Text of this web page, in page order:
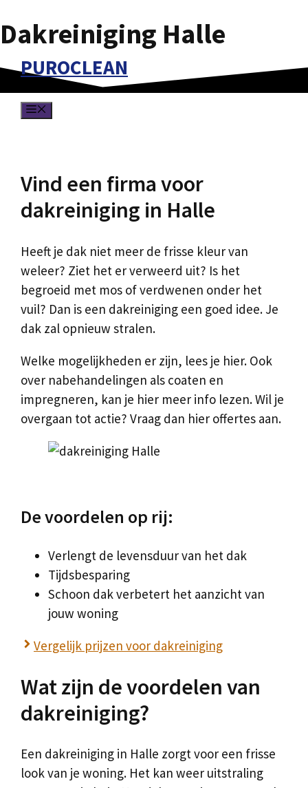
Spring
naar
de PUROCLEAN
Dakreiniging Halle
Vind een firma voor
dakreiniging in Halle
Heeft je dak niet meer de frisse kleur van
weleer? Ziet het er verweerd uit? Is het
begroeid met mos of verdwenen onder het
vuil? Dan is een dakreiniging een goed idee. Je
dak zal opnieuw stralen.
Welke mogelijkheden er zijn, lees je hier. Ook
over nabehandelingen als coaten en
impregneren, kan je hier meer info lezen. Wil je
overgaan tot actie? Vraag dan hier offertes aan.
De voordelen op rij:
Verlengt de levensduur van het dak
Tijdsbesparing
Schoon dak verbetert het aanzicht van
jouw woning
Vergelijk prijzen voor dakreiniging
Wat zijn de voordelen van
dakreiniging?
Een dakreiniging in Halle zorgt voor een frisse
look van je woning. Het kan weer uitstraling